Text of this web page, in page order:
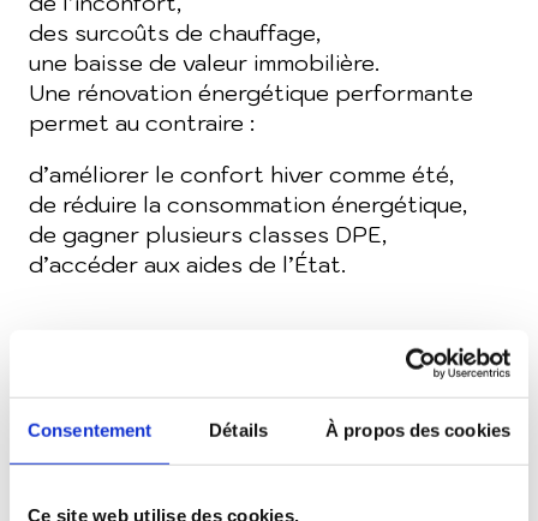
Consentement Détails À propos des cookies
Ce site web utilise des cookies.
des surcoûts de chauffage,
une baisse de valeur immobilière.
Une rénovation énergétique performante
permet au contraire :
d’améliorer le confort hiver comme été,
de réduire la consommation énergétique,
de gagner plusieurs classes DPE,
d’accéder aux aides de l’État.
Les travaux les plus efficaces pour
Isolation thermique extérieure (ITE)
L’isolation par l’extérieur est aujourd’hui